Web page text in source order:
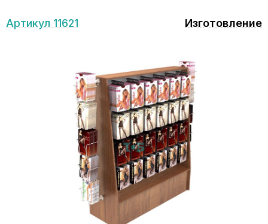
Артикул 11621 Изготовление